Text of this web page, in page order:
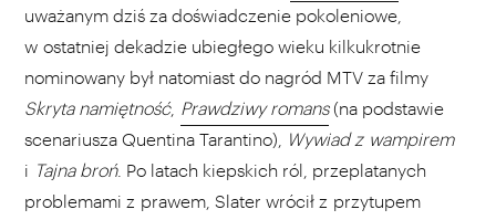
uważanym dziś za doświadczenie pokoleniowe,
w ostatniej dekadzie ubiegłego wieku kilkukrotnie
nominowany był natomiast do nagród MTV za filmy
Skryta namiętność, Prawdziwy romans(na podstawie
scenariusza Quentina Tarantino),
Wywiad z wampirem
i Tajna broń. Po latach kiepskich ról, przeplatanych
problemami z prawem, Slater wrócił z przytupem